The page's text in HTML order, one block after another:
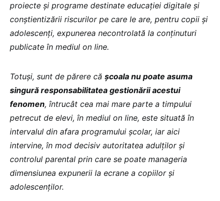
proiecte și programe destinate educației digitale și
conștientizării riscurilor pe care le are, pentru copii și
adolescenți, expunerea necontrolată la conținuturi
publicate în mediul on line.
Totuși, sunt de părere că școala nu poate asuma
singură responsabilitatea gestionării acestui
fenomen, întrucât cea mai mare parte a timpului
petrecut de elevi, în mediul on line, este situată în
intervalul din afara programului școlar, iar aici
intervine, în mod decisiv autoritatea adulților și
controlul parental prin care se poate manageria
dimensiunea expunerii la ecrane a copiilor și
adolescenților.